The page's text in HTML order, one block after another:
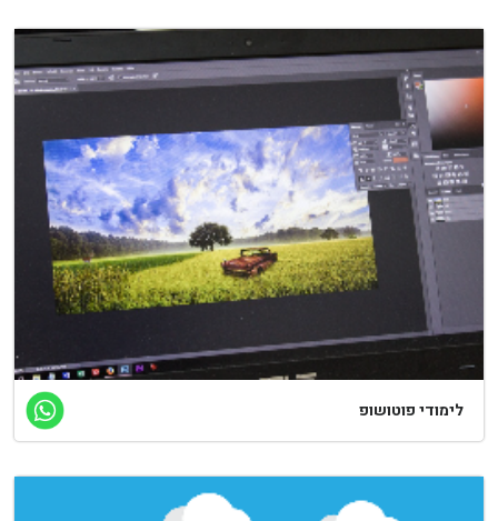
לימודי פוטושופ